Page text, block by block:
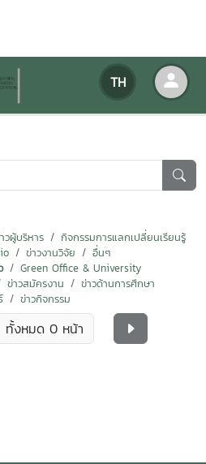
TH
วผู้บริหาร
กิจกรรมการแลกเปลี่ยนเรียนรู้
ข่าวงานวิจัย
อื่นๆ
Green Office & University
ข่าวสมัครงาน
ข่าวด้านการศึกษา
ข่าวกิจกรรม
ทั้งหมด 0 หน้า